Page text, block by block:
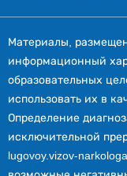
Материалы,
информационный
образовательных
использовать их в
Определение
исключительной
lugovoy.vizov-